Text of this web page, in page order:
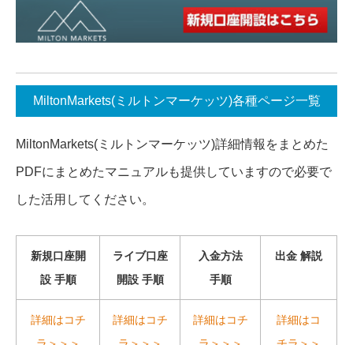
MiltonMarkets(ミルトンマーケッツ)各種ページ一覧
MiltonMarkets(ミルトンマーケッツ)詳細情報をまとめた
PDFにまとめたマニュアルも提供していますので必要で
した活用してください。
新規口座開
設 手順
ライブ口座
開設 手順
入金方法
手順
出金 解説
詳細はコチ
詳細はコチ
詳細はコチ
詳細はコ